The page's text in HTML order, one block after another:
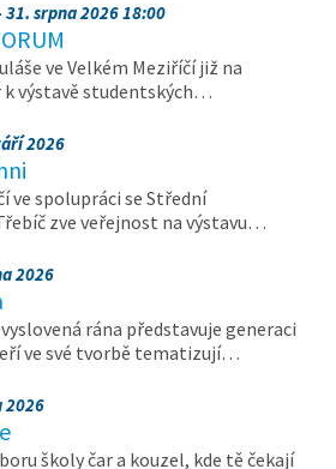
srpna 2026 18:00
ve Velkém Meziříčí již na
k výstavě studentských…
2026
ve spolupráci se Střední
zve veřejnost na výstavu…
2026
rána představuje generaci
ve své tvorbě tematizují…
2026
školy čar a kouzel, kde tě čekají